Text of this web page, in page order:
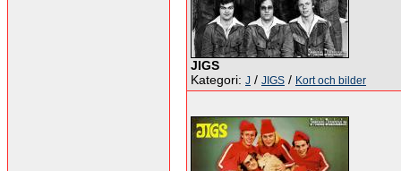
JIGS
Kategori: J / JIGS / Kort och bilder